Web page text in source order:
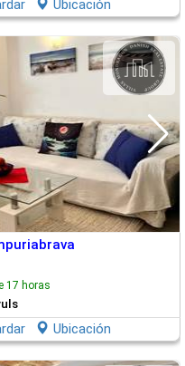
Ubicación
17 horas
Ubicación